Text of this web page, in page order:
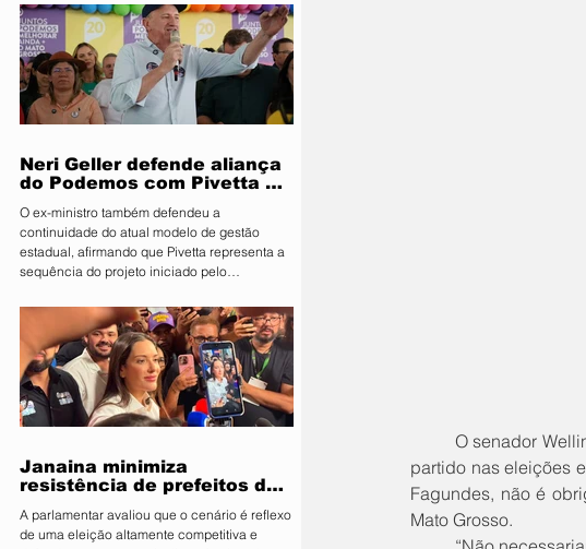
Segurança Pública e Mobilidade Urbana, em
parceria com a Fiscalização de Obras e
Posturas, realizou uma ação de orientação
aos proprietários de food trucks e
comerciantes ambulantes na noite desta
sexta-feira (31), sobre as novas regras para
utilização de mesas e cadeiras em espa
Neri Geller defende aliança
do Podemos com Pivetta e
com esse acordo
O ex-ministro também defendeu a
continuidade do atual modelo de gestão
estadual, afirmando que Pivetta representa a
sequência do projeto iniciado pelo
deputado federal pelo Podemos, Neri Geller,
participa nesta terça-feira (4) da convenção
do Republicanos e afirmou acreditar que o
partido deve oficializar uma aliança com a
sigla para apoiar a candidatura do
governador Otaviano Pivetta ao Governo de
Mato Grosso. Ao lado do também candid
Janaina minimiza
resistência de prefeitos do
essencial para fortalecer
candidatura do MDB ao
A parlamentar avaliou que o cenário é reflexo
de uma eleição altamente competitiva e
partido nas eleições
Fagundes, não é
Mato Grosso.